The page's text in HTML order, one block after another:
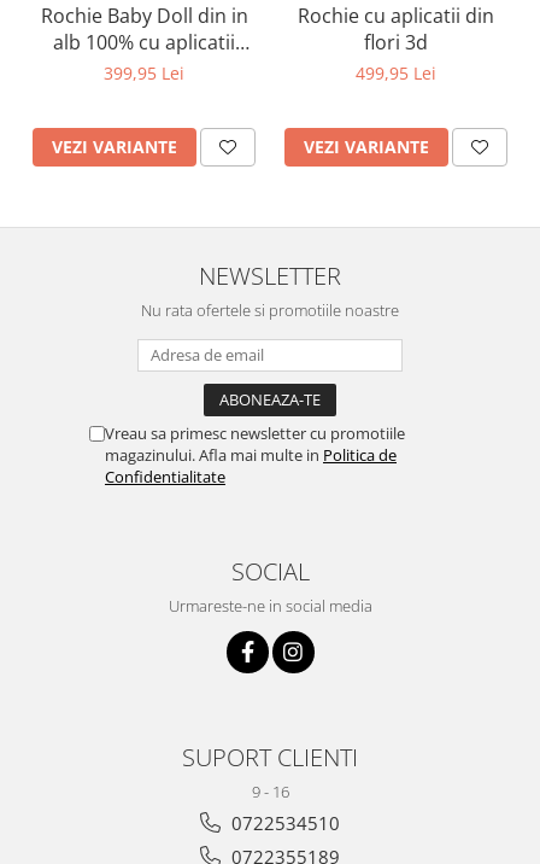
Rochie Baby Doll din in
alb 100% cu aplicatii
artizanale maci rosii
399,95 Lei
VEZI VARIANTE
Rochie cu aplicatii din
flori 3d
499,95 Lei
VEZI VARIANTE
NEWSLETTER
Nu rata ofertele si promotiile noastre
Vreau sa primesc newsletter cu promotiile
magazinului. Afla mai multe in Politica de
Confidentialitate
SOCIAL
Urmareste-ne in social media
SUPORT CLIENTI
9 - 16
0722534510
0722355189